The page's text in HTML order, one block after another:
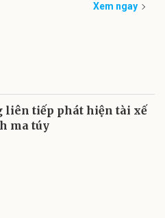
Xem ngay
liên tiếp phát hiện tài xế
ma túy